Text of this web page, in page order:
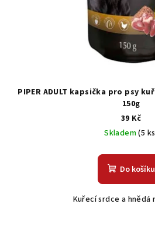
PIPER ADULT kapsička pro psy
150g
39 Kč
Skladem(5
Do košíku
Kuřecí srdce a hnědá